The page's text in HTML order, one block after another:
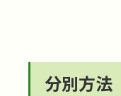
分別方法